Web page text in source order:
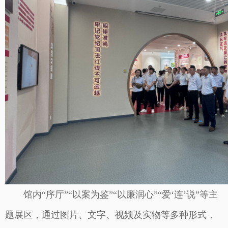
馆内“序厅”“以案为鉴”“以廉润心”“爱‘连’说”等主
题展区，通过图片、文字、视频及实物等多种形式，